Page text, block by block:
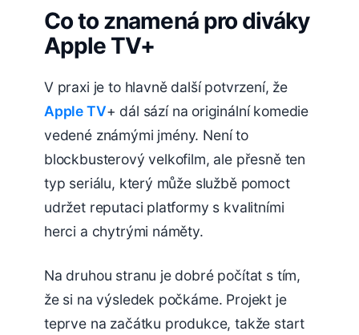
Co to znamená pro diváky
Apple TV+
V praxi je to hlavně další potvrzení, že
Apple TV+ dál sází na originální komedie
vedené známými jmény. Není to
blockbusterový velkofilm, ale přesně ten
typ seriálu, který může službě pomoct
udržet reputaci platformy s kvalitními
herci a chytrými náměty.
Na druhou stranu je dobré počítat s tím,
že si na výsledek počkáme. Projekt je
teprve na začátku produkce, takže start